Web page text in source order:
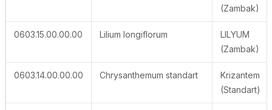
(Zambak)
0603.15.00.00.00 Lilium longiflorum
LILYUM
(Zambak)
0603.14.00.00.00 Chrysanthemum standart
Krizantem
(Standart)